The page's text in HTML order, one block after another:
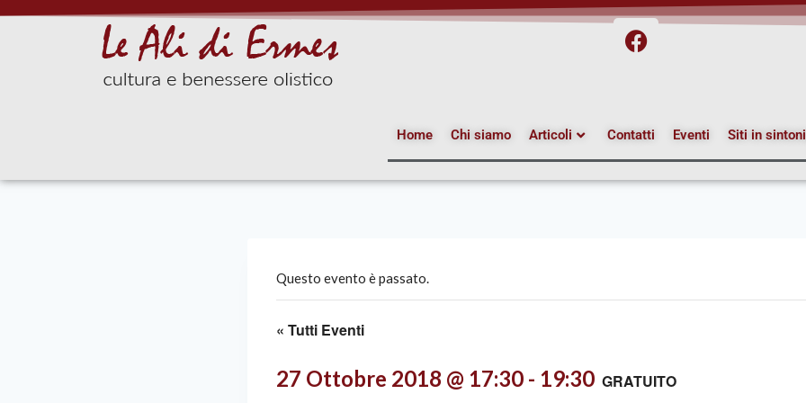
Home Chi siamo Articoli Contatti Eventi Siti in
Questo evento è passato.
« Tutti Eventi
27 Ottobre 2018 @ 17:30 - 19:30 GRATUITO